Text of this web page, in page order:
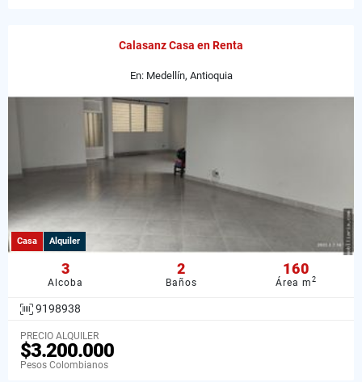
Calasanz Casa en Renta
En: Medellín, Antioquia
Casa Alquiler
3
Alcoba
2
Baños
160
Área m2
9198938
PRECIO ALQUILER
$3.200.000
Pesos Colombianos